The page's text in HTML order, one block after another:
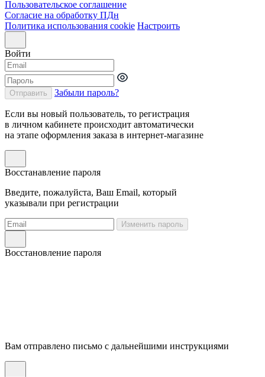
Пользовательское соглашение
Согласие на обработку ПДн
Политика использования cookie Настроить
Войти
Отправить Забыли пароль?
Если вы новый пользователь, то регистрация
в личном кабинете происходит автоматически
на этапе оформления заказа в интернет-магазине
Восстанавление пароля
Введите, пожалуйста, Ваш Email, который
указывали при регистрации
Изменить пароль
Восстановление пароля
Вам отправлено письмо с дальнейшими инструкциями